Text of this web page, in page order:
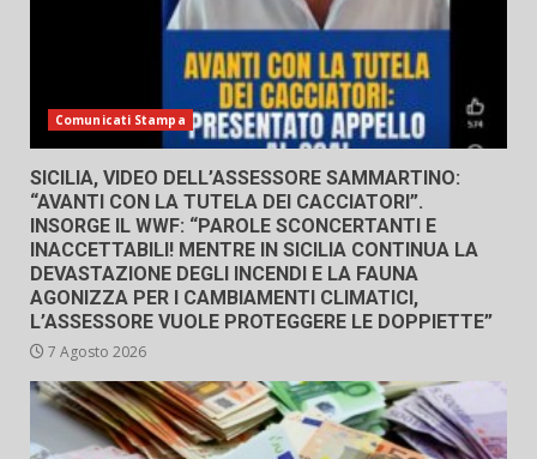
Comunicati Stampa
SICILIA, VIDEO DELL’ASSESSORE SAMMARTINO:
“AVANTI CON LA TUTELA DEI CACCIATORI”.
INSORGE IL WWF: “PAROLE SCONCERTANTI E
INACCETTABILI! MENTRE IN SICILIA CONTINUA LA
DEVASTAZIONE DEGLI INCENDI E LA FAUNA
AGONIZZA PER I CAMBIAMENTI CLIMATICI,
L’ASSESSORE VUOLE PROTEGGERE LE DOPPIETTE”
7 Agosto 2026